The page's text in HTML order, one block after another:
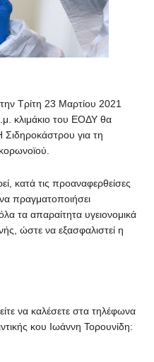
Τρίτη 23 Μαρτίου 2021
κλιμάκιο του ΕΟΔΥ θα
για τη
κατά τις προαναφερθείσες
πραγματοποιήσει
τα απαραίτητα υγειονομικά
ώστε να εξασφαλιστεί η
να καλέσετε στα τηλέφωνα
κου Ιωάννη Τορουνίδη: